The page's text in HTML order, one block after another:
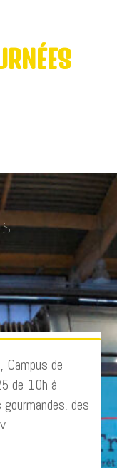
Campus de
de 10h à
des